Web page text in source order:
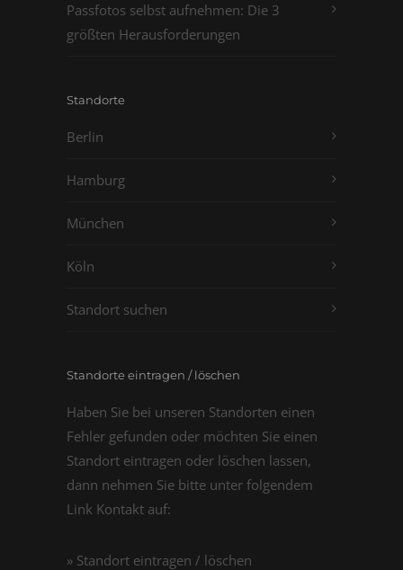
Passfotos selbst aufnehmen: Die 3
größten Herausforderungen
Standorte
Berlin
Hamburg
München
Köln
Standort suchen
Standorte eintragen / löschen
Haben Sie bei unseren Standorten einen
Fehler gefunden oder möchten Sie einen
Standort eintragen oder löschen lassen,
dann nehmen Sie bitte unter folgendem
Link Kontakt auf:
» Standort eintragen / löschen